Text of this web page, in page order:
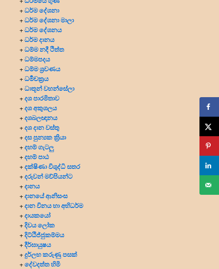
+ධර්ම දේශනා
+ධර්ම දේශනා මාලා
+ධර්ම දේශනය
+ධර්ම දානය
+ධම්ම නදී ථිත්ත
+ධම්මපදය
+ධම්ම ශ්‍රවණය
+ධර්‍මචක්‍රය
+ධාතූන් වහන්සේලා
+දශ පාරමිතාව
+දශ අකුශලය
+දශබලඥානය
+දශ දාන වස්තු
+දස පුන්‍යක ක්‍රියා
+දහම් ගැටලු
+දහම් පාඨ
+දක්ෂිණා විශුද්ධි සතර
+දරුවන් මව්පියන්ට
+දානය
+දානයේ ආනිසංස
+දාන විනය හා අභිධර්ම
+දායකයෝ
+දිවය ලෝක
+දිට්ඨිජ්ජුකම්මය
+දීර්ඝායුෂය
+දුර්ලභ කරුණු පසක්
+දේවදත්ත හිමි